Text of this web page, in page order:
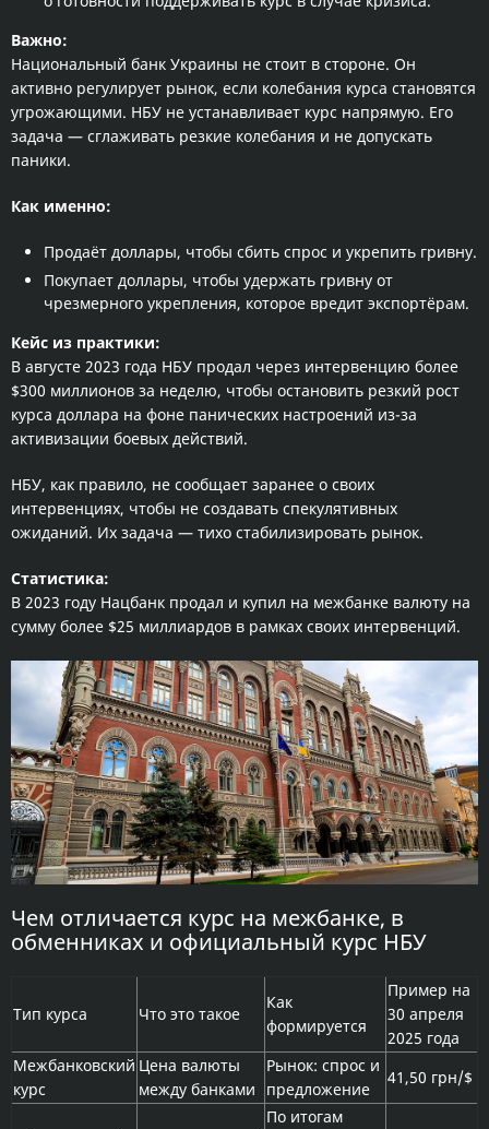
Важно:
Национальный банк Украины не стоит в стороне. Он
активно регулирует рынок, если колебания курса становятся
угрожающими. НБУ не устанавливает курс напрямую. Его
задача — сглаживать резкие колебания и не допускать
паники.
Как именно:
Продаёт доллары, чтобы сбить спрос и укрепить гривну.
Покупает доллары, чтобы удержать гривну от
чрезмерного укрепления, которое вредит экспортёрам.
Кейс из практики:
В августе 2023 года НБУ продал через интервенцию более
$300 миллионов за неделю, чтобы остановить резкий рост
курса доллара на фоне панических настроений из-за
активизации боевых действий.
НБУ, как правило, не сообщает заранее о своих
интервенциях, чтобы не создавать спекулятивных
ожиданий. Их задача — тихо стабилизировать рынок.
Статистика:
В 2023 году Нацбанк продал и купил на межбанке валюту на
сумму более $25 миллиардов в рамках своих интервенций.
Чем отличается курс на межбанке, в
обменниках и официальный курс НБУ
Тип курса Что это такое
Как
формируется
Пример на
30 апреля
2025 года
Межбанковский
курс
Цена валюты
между банками
Рынок: спрос и
предложение
41,50 грн/$
По итогам